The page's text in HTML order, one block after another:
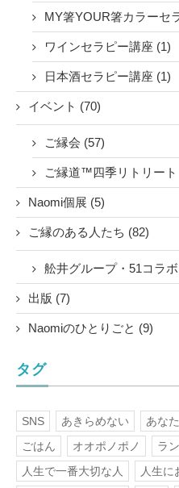
MY箸YOUR箸カラーセ
ワインセラピー講座 (1)
日本酒セラピー講座 (1)
イベント (70)
ご縁会 (57)
ご縁道™四季リトリート
Naomi個展 (5)
ご縁のある人たち (82)
舩井グループ・51コラ
出版 (7)
Naomiのひとりごと (9)
タグ
SNS あきらめない あな
ごはん
オオポノポノ ラ
人生で一番大切な人
人生に